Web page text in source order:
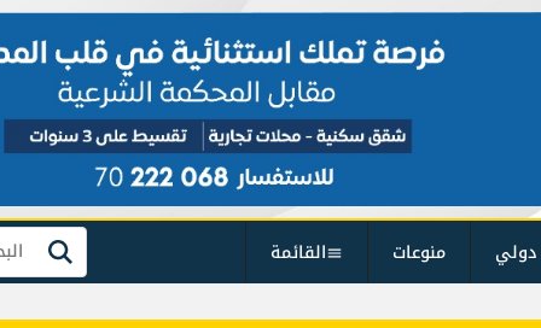
منوعات القائمة بحث